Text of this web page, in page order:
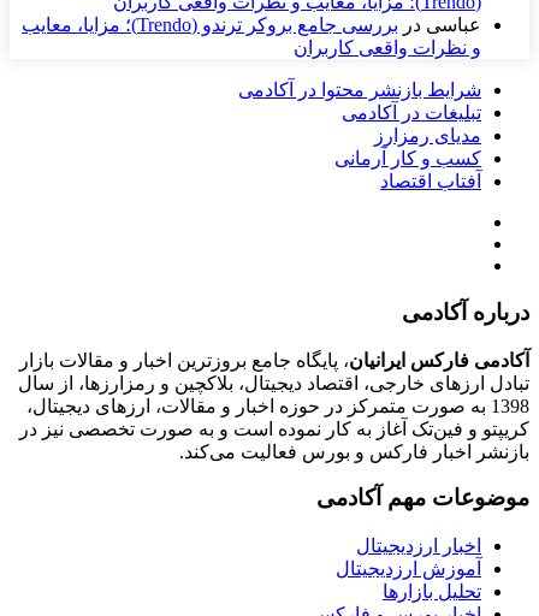
عباسی در
بررسی جامع بروکر ترندو (Trendo)؛ مزایا، معایب
و نظرات واقعی کاربران
شرایط بازنشر محتوا در آکادمی
تبلیغات در آکادمی
مدیای رمزارز
کسب و کار آرمانی
آفتاب اقتصاد
درباره آکادمی
آکادمی فارکس ایرانیان، پایگاه جامع بروزترین اخبار و مقالات بازار
تبادل ارزهای خارجی، اقتصاد دیجیتال، بلاکچین و رمزارزها، از سال
1398 به صورت متمرکز در حوزه اخبار و مقالات، ارزهای‌ دیجیتال،
کریپتو و فین‌تک آغاز به کار نموده است و به صورت تخصصی نیز در
بازنشر اخبار فارکس و بورس فعالیت می‌کند.
موضوعات مهم آکادمی
اخبار ارزدیجیتال
آموزش ارزدیجیتال
تحلیل بازارها